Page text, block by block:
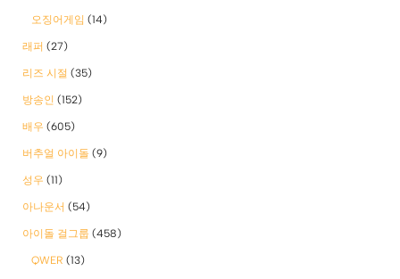
오징어게임 (14)
래퍼 (27)
리즈 시절 (35)
방송인 (152)
배우 (605)
버추얼 아이돌 (9)
성우 (11)
아나운서 (54)
아이돌 걸그룹 (458)
QWER (13)